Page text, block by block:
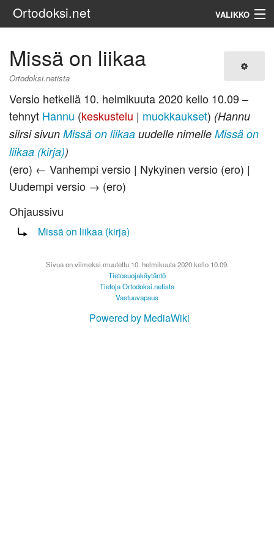
Ortodoksi.net VALIKKO
Missä on liikaa
Ortodoksi.netista
Versio hetkellä 10. helmikuuta 2020 kello 10.09 –
tehnyt Hannu (keskustelu | muokkaukset) (Hannu
siirsi sivun Missä on liikaa uudelle nimelle Missä on
liikaa (kirja))
(ero) ← Vanhempi versio | Nykyinen versio (ero) |
Uudempi versio → (ero)
Ohjaussivu
Ohjaus sivulle:
Missä on liikaa (kirja)
Sivua on viimeksi muutettu 10. helmikuuta 2020 kello 10.09.
Tietosuojakäytäntö
Tietoja Ortodoksi.netista
Vastuuvapaus
Powered by MediaWiki